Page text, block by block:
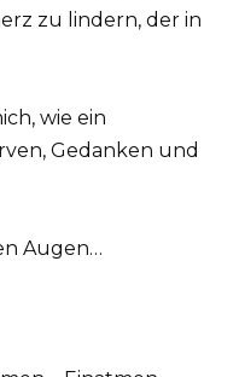
zu lindern, der in
wie ein
Gedanken und
Augen…